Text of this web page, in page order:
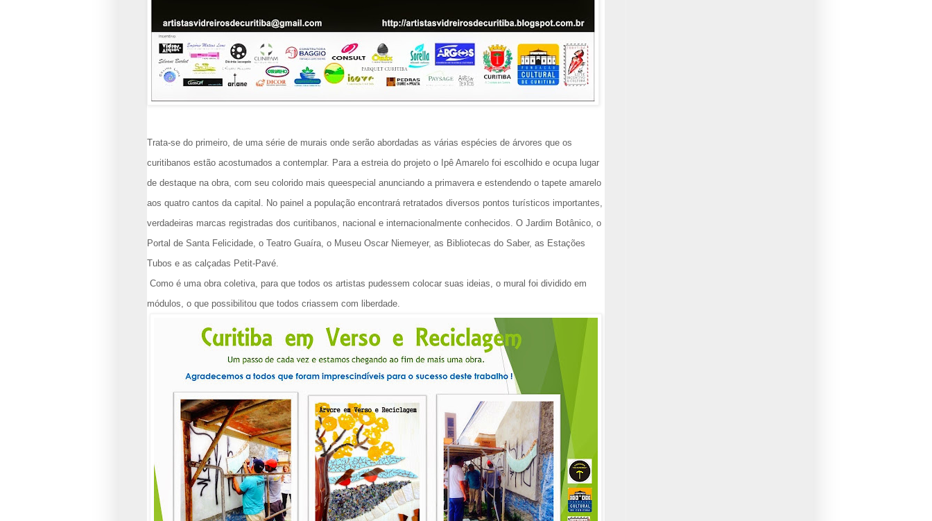
Trata-se do primeiro, de uma série de murais onde serão abordadas as várias espécies de árvores que os
curitibanos estão acostumados a contemplar. Para a estreia do projeto o Ipê Amarelo foi escolhido e ocupa lugar
de destaque na obra, com seu colorido mais queespecial anunciando a primavera e estendendo o tapete amarelo
aos quatro cantos da capital. No painel a população encontrará retratados diversos pontos turísticos importantes,
verdadeiras marcas registradas dos curitibanos, nacional e internacionalmente conhecidos. O Jardim Botânico, o
Portal de Santa Felicidade, o Teatro Guaíra, o Museu Oscar Niemeyer, as Bibliotecas do Saber, as Estações
Tubos e as calçadas Petit-Pavé.
Como é uma obra coletiva, para que todos os artistas pudessem colocar suas ideias, o mural foi dividido em
módulos, o que possibilitou que todos criassem com liberdade.